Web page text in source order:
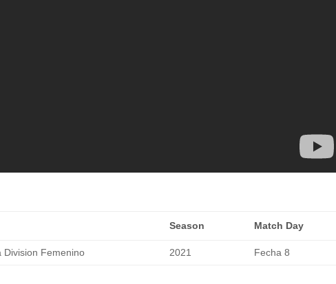
Season Match Day
Division Femenino 2021 Fecha 8